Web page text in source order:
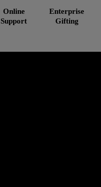
Online
Support
Enterprise
Gifting